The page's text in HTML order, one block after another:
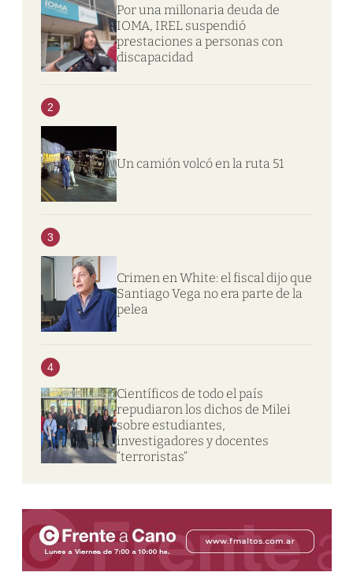
Por una millonaria deuda de
IOMA, IREL suspendió
prestaciones a personas con
discapacidad
2
Un camión volcó en la ruta 51
3
Crimen en White: el fiscal dijo que
Santiago Vega no era parte de la
pelea
4
Científicos de todo el país
repudiaron los dichos de Milei
sobre estudiantes,
investigadores y docentes
“terroristas”